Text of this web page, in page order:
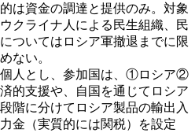
は資金の調達と提供のみ。対象
ライナ人による民生組織、民
ついてはロシア軍撤退までに限
ない。
人とし、参加国は、①ロシア②
的支援や、自国を通じてロシア
階に分けてロシア製品の輸出入
金（実質的には関税）を設定